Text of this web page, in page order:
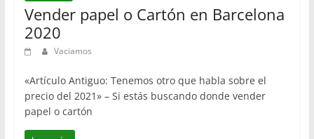
Vender papel o Cartón en Barcelona
2020
Vaciamos
«Artículo Antiguo: Tenemos otro que habla sobre el
precio del 2021» – Si estás buscando donde vender
papel o cartón